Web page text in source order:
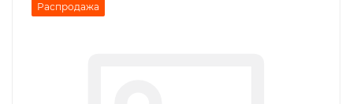
Распродажа